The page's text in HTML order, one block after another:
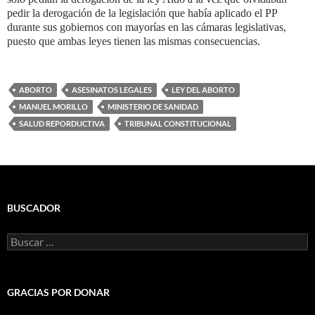
pedir la derogación de la legislación que había aplicado el PP
durante sus gobiernos con mayorías en las cámaras legislativas,
puesto que ambas leyes tienen las mismas consecuencias.
ABORTO ASESINATOS LEGALES
LEY DEL ABORTO
MANUEL MORILLO
MINISTERIO DE SANIDAD
SALUD REPORDUCTIVA
TRIBUNAL CONSTITUCIONAL
BUSCADOR
Buscar:
GRACIAS POR DONAR